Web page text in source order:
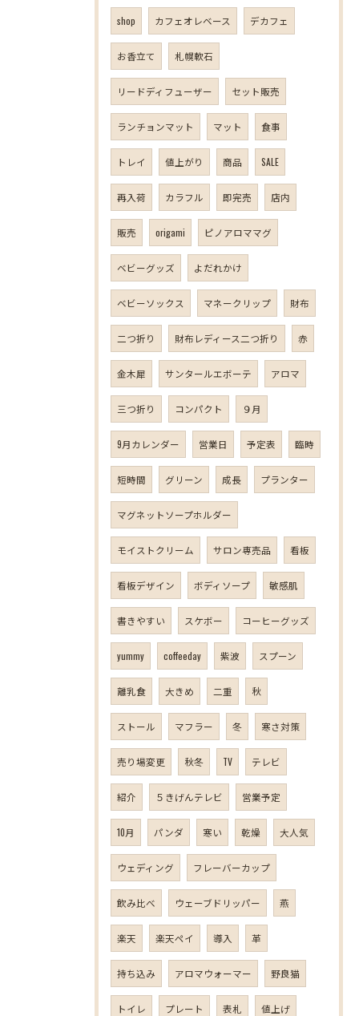
shop カフェオレベース デカフェ
お香立て 札幌軟石
リードディフューザー セット販売
ランチョンマット マット 食事
トレイ 値上がり 商品 SALE
再入荷 カラフル 即完売 店内
販売 origami ピノアロママグ
ベビーグッズ よだれかけ
ベビーソックス マネークリップ 財布
二つ折り 財布レディース二つ折り 赤
金木犀 サンタールエボーテ アロマ
三つ折り コンパクト ９月
9月カレンダー 営業日 予定表 臨時
短時間 グリーン 成長 プランター
マグネットソープホルダー
モイストクリーム サロン専売品 看板
看板デザイン ボディソープ 敏感肌
書きやすい スケボー コーヒーグッズ
yummy coffeeday 紫波 スプーン
離乳食 大きめ 二重 秋
ストール マフラー 冬 寒さ対策
売り場変更 秋冬 TV テレビ
紹介 ５きげんテレビ 営業予定
10月 パンダ 寒い 乾燥 大人気
ウェディング フレーバーカップ
飲み比べ ウェーブドリッパー 燕
楽天 楽天ペイ 導入 革
持ち込み アロマウォーマー 野良猫
トイレ プレート 表札 値上げ